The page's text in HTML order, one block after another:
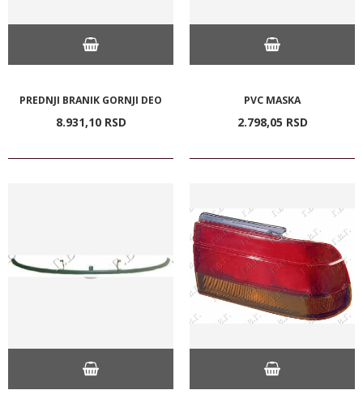
PREDNJI BRANIK GORNJI DEO
8.931,10 RSD
PVC MASKA
2.798,05 RSD